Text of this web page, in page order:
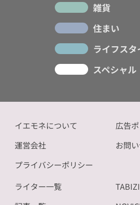
雑貨
住まい
ライフスタ
スペシャル
イエモネについて
運営会社
プライバシーポリシー
広告
お問
ライター一覧